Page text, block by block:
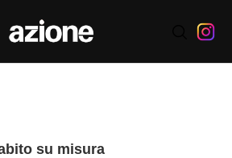
su misura